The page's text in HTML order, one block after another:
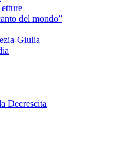
del mondo”
Giulia
Decrescita